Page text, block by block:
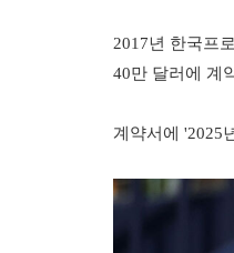
2017년 한국프
40만 달러에 계
계약서에 '2025